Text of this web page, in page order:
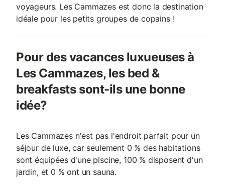
voyageurs. Les Cammazes est donc la destination
idéale pour les petits groupes de copains !
Pour des vacances luxueuses à
Les Cammazes, les bed &
breakfasts sont-ils une bonne
idée?
Les Cammazes n'est pas l'endroit parfait pour un
séjour de luxe, car seulement 0 % des habitations
sont équipées d'une piscine, 100 % disposent d'un
jardin, et 0 % ont un sauna.